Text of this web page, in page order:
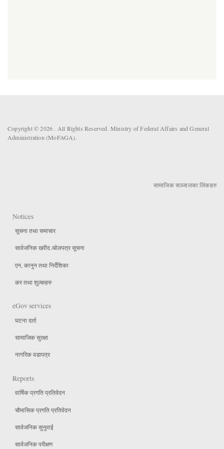
Copyright © 2026 . All Rights Reserved. Ministry of Federal Affairs and General
Administration (MoFAGA).
सामाजिक सञ्जालका लिंकहरु
Notices
सूचना तथा समाचार
सार्वजनिक खरीद /बोलपत्र सूचना
एन, कानुन तथा निर्देशिका
कर तथा शुल्कहरु
eGov services
घटना दर्ता
सामाजिक सुरक्षा
नागरिक वडापत्र
Reports
वार्षिक प्रगति प्रतिवेदन
चौमासिक प्रगति प्रतिवेदन
सार्वजनिक सुनुवाई
सार्वजनिक परीक्षण